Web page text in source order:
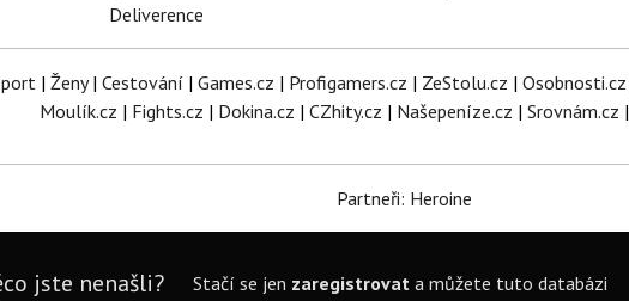
Deliverence
| Ženy| Cestování | Games.cz | Profigamers.cz | ZeStolu.cz | Osobnosti.cz
Moulík.cz | Fights.cz | Dokina.cz | CZhity.cz | Našepeníze.cz | Srovnám.cz |
Partneři: Heroine
jste nenašli? Stačí se jen zaregistrovata můžete tuto databázi